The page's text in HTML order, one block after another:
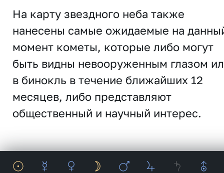
На карту звездного неба также
нанесены самые ожидаемые на
момент кометы, которые либо могут
быть видны невооруженным глазом
в бинокль в течение ближайших 12
месяцев, либо представляют
общественный и научный интерес.